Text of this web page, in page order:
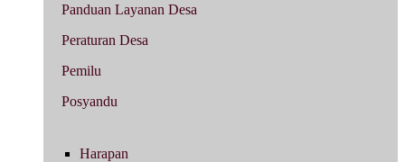
Panduan Layanan Desa
Peraturan Desa
Pemilu
Posyandu
Harapan